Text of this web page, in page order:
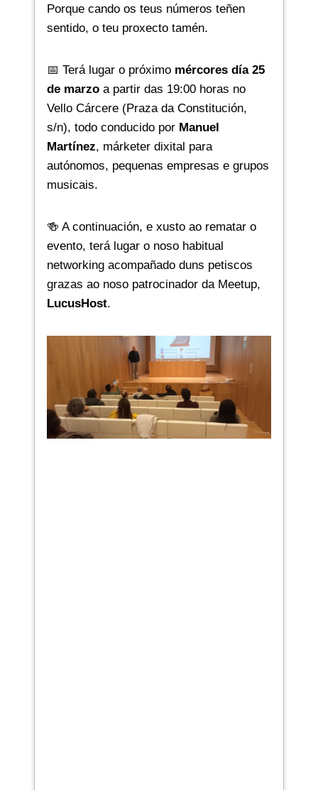
Porque cando os teus números teñen
sentido, o teu proxecto tamén.
📅 Terá lugar o próximo mércores día 25
de marzo a partir das 19:00 horas no
Vello Cárcere (Praza da Constitución,
s/n), todo conducido por Manuel
Martínez, márketer dixital para
autónomos, pequenas empresas e grupos
musicais.
🍻 A continuación, e xusto ao rematar o
evento, terá lugar o noso habitual
networking acompañado duns petiscos
grazas ao noso patrocinador da Meetup,
LucusHost.